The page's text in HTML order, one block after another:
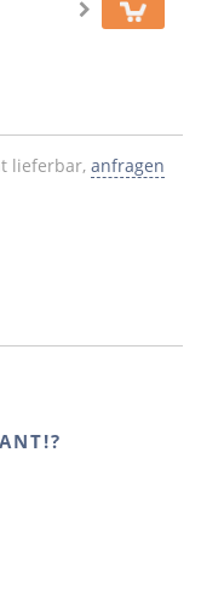
lieferbar, anfragen